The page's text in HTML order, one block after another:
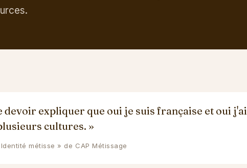
devoir expliquer que oui je suis française et oui j'ai
cultures. »
métisse » de CAP Métissage